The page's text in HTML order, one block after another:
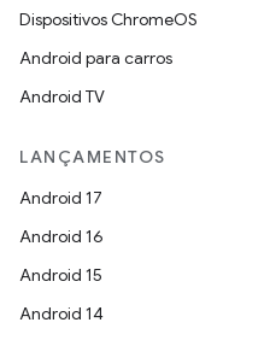
Dispositivos ChromeOS
Android para carros
Android TV
LANÇAMENTOS
Android 17
Android 16
Android 15
Android 14